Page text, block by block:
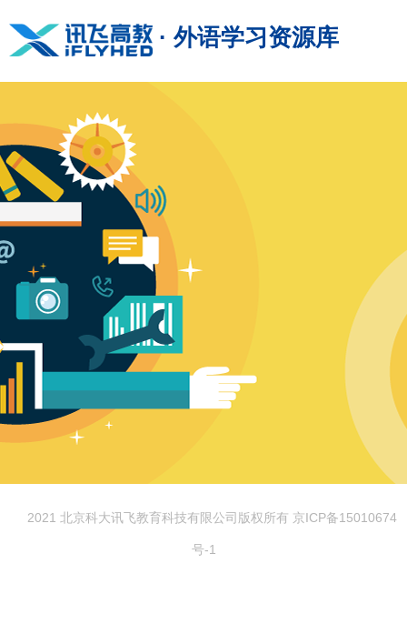
· 外语学习资源库
© 2021 北京科大讯飞教育科技有限公司版权所有 京ICP备15010674
号-1